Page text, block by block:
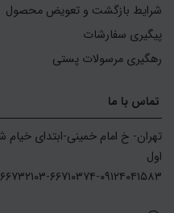
شرایط بازگشت و تعویض محصول
پیگیری سفارشات
رهگیری مرسولات پستی
تماس با ما
۶۶۷۳۲۱۰۳-۶۶۷۱۰۳۷۴-۰۹۱۲۴۰۴۱۵۸۳